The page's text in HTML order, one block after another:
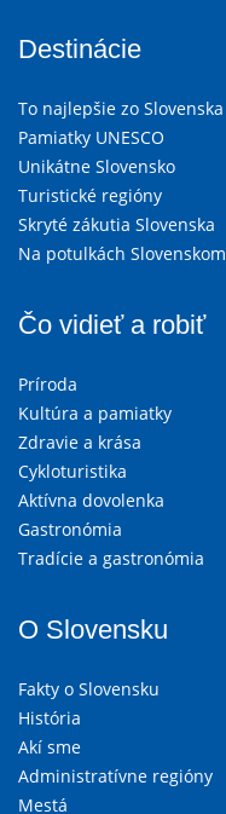
Destinácie
To najlepšie zo Slovenska
Pamiatky UNESCO
Unikátne Slovensko
Turistické regióny
Skryté zákutia Slovenska
Na potulkách Slovenskom
Čo vidieť a robiť
Príroda
Kultúra a pamiatky
Zdravie a krása
Cykloturistika
Aktívna dovolenka
Gastronómia
Tradície a gastronómia
O Slovensku
Fakty o Slovensku
História
Akí sme
Administratívne regióny
Mestá